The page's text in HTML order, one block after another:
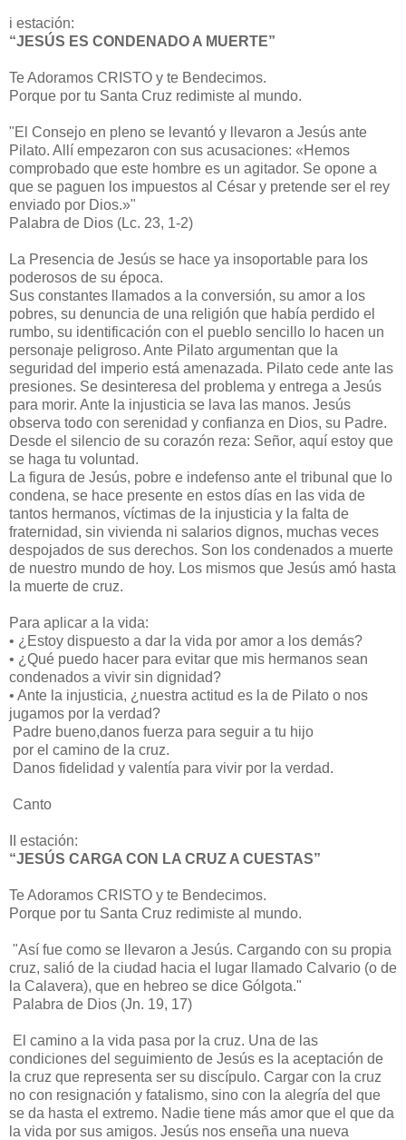
i estación:
“JESÚS ES CONDENADO A MUERTE”
Te Adoramos CRISTO y te Bendecimos.
Porque por tu Santa Cruz redimiste al mundo.
"El Consejo en pleno se levantó y llevaron a Jesús ante
Pilato. Allí empezaron con sus acusaciones: «Hemos
comprobado que este hombre es un agitador. Se opone a
que se paguen los impuestos al César y pretende ser el rey
enviado por Dios.»"
Palabra de Dios (Lc. 23, 1-2)
La Presencia de Jesús se hace ya insoportable para los
poderosos de su época.
Sus constantes llamados a la conversión, su amor a los
pobres, su denuncia de una religión que había perdido el
rumbo, su identificación con el pueblo sencillo lo hacen un
personaje peligroso. Ante Pilato argumentan que la
seguridad del imperio está amenazada. Pilato cede ante las
presiones. Se desinteresa del problema y entrega a Jesús
para morir. Ante la injusticia se lava las manos. Jesús
observa todo con serenidad y confianza en Dios, su Padre.
Desde el silencio de su corazón reza: Señor, aquí estoy que
se haga tu voluntad.
La figura de Jesús, pobre e indefenso ante el tribunal que lo
condena, se hace presente en estos días en las vida de
tantos hermanos, víctimas de la injusticia y la falta de
fraternidad, sin vivienda ni salarios dignos, muchas veces
despojados de sus derechos. Son los condenados a muerte
de nuestro mundo de hoy. Los mismos que Jesús amó hasta
la muerte de cruz.
Para aplicar a la vida:
• ¿Estoy dispuesto a dar la vida por amor a los demás?
• ¿Qué puedo hacer para evitar que mis hermanos sean
condenados a vivir sin dignidad?
• Ante la injusticia, ¿nuestra actitud es la de Pilato o nos
jugamos por la verdad?
Padre bueno,danos fuerza para seguir a tu hijo
por el camino de la cruz.
Danos fidelidad y valentía para vivir por la verdad.
Canto
II estación:
“JESÚS CARGA CON LA CRUZ A CUESTAS”
Te Adoramos CRISTO y te Bendecimos.
Porque por tu Santa Cruz redimiste al mundo.
"Así fue como se llevaron a Jesús. Cargando con su propia
cruz, salió de la ciudad hacia el lugar llamado Calvario (o de
la Calavera), que en hebreo se dice Gólgota."
Palabra de Dios (Jn. 19, 17)
El camino a la vida pasa por la cruz. Una de las
condiciones del seguimiento de Jesús es la aceptación de
la cruz que representa ser su discípulo. Cargar con la cruz
no con resignación y fatalismo, sino con la alegría del que
se da hasta el extremo. Nadie tiene más amor que el que da
la vida por sus amigos. Jesús nos enseña una nueva